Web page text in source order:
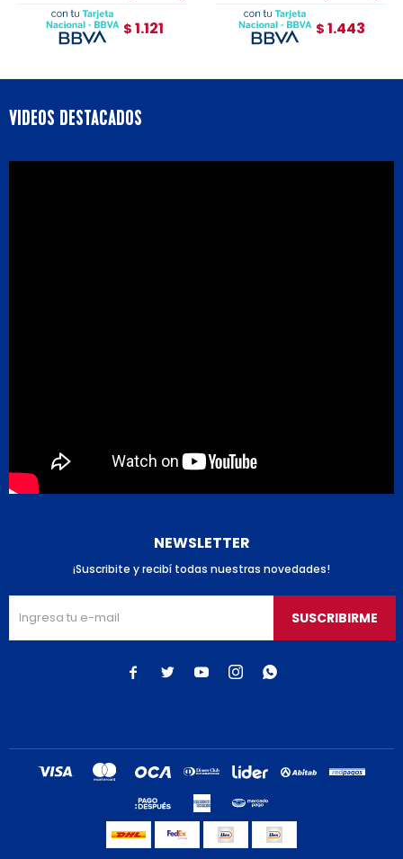
$ 1.121 $ 1.443
VIDEOS DESTACADOS
NEWSLETTER
¡Suscribite y recibí todas nuestras novedades!
SUSCRIBIRME
    